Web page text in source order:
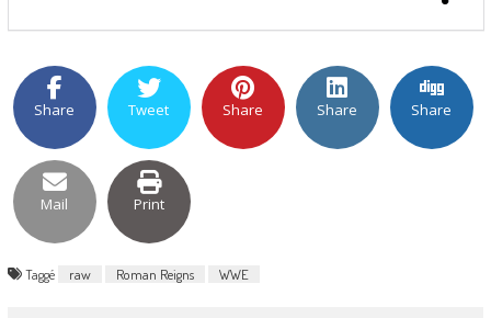
Share Tweet Share Share Share
Mail Print
Taggé raw Roman Reigns WWE